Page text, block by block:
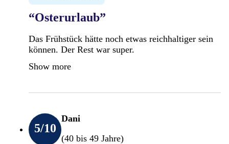
“Osterurlaub”
Das Frühstück hätte noch etwas reichhaltiger sein
können. Der Rest war super.
Show more
5/10
Dani
(40 bis 49 Jahre)